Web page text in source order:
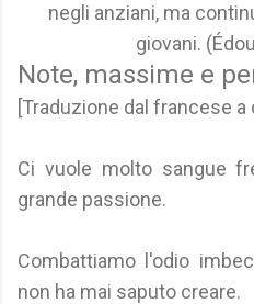
negli anziani, ma
giovani.
Note, massime e
[Traduzione dal francese
Ci vuole molto sangue
grande passione.
Combattiamo l'odio
non ha mai saputo creare.